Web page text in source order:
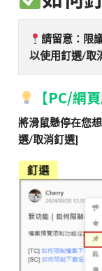
請留意：限
以使用釘選/取
【PC/網
將滑鼠懸停在您
選/取消釘選]